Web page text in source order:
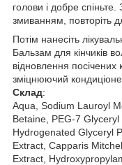
голови і добре
змиванням, повторіть
Потім нанесіть
Бальзам для кінчиків
відновлення посічених
зміцнюючий
Склад:
Aqua, Sodium Lauroyl
Betaine, PEG-7
Hydrogenated Glyceryl
Extract, Capparis
Extract,